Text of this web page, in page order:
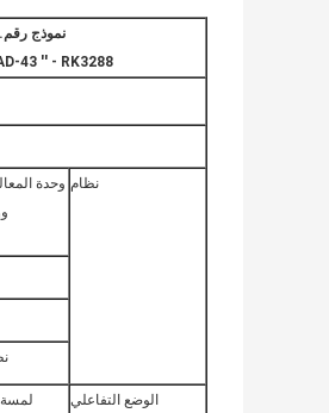
نموذج
43 '' - RK3288
نظام وحدة
الوضع التفاعلي